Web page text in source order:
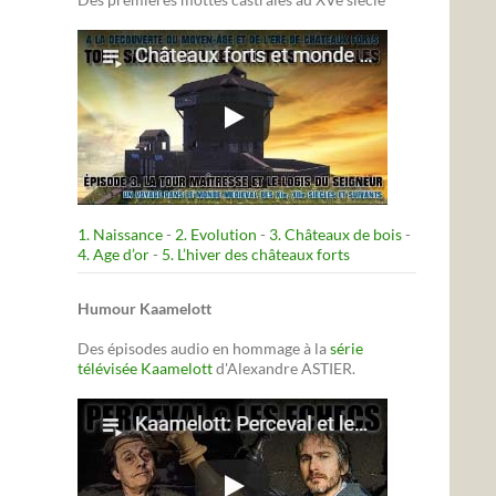
1. Naissance- 2. Evolution - 3. Châteaux de bois-
4. Age d’or- 5. L’hiver des châteaux forts
Humour Kaamelott
Des épisodes audio en hommage à lasérie
télévisée Kaamelottd'Alexandre ASTIER.